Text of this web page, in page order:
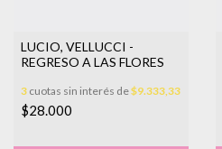
LUCIO, VELLUCCI -
REGRESO A LAS FLORES
3 cuotas sin interés de$9.333,33
$28.000